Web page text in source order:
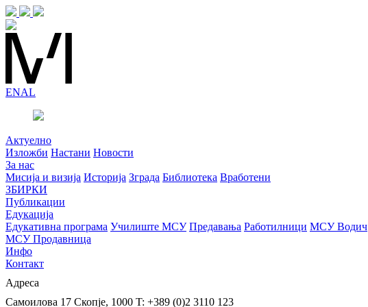
ENAL
Актуелно
Изложби Настани Новости
За нас
Мисија и визија Историја Зграда Библиотека Вработени
ЗБИРКИ
Публикации
Едукација
Едукативна програма Училиште МСУ Предавања Работилници МСУ Водич
МСУ Продавница
Инфо
Контакт
Адреса
Самоилова 17 Скопје, 1000 T: +389 (0)2 3110 123